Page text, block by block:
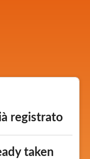
registrato
taken